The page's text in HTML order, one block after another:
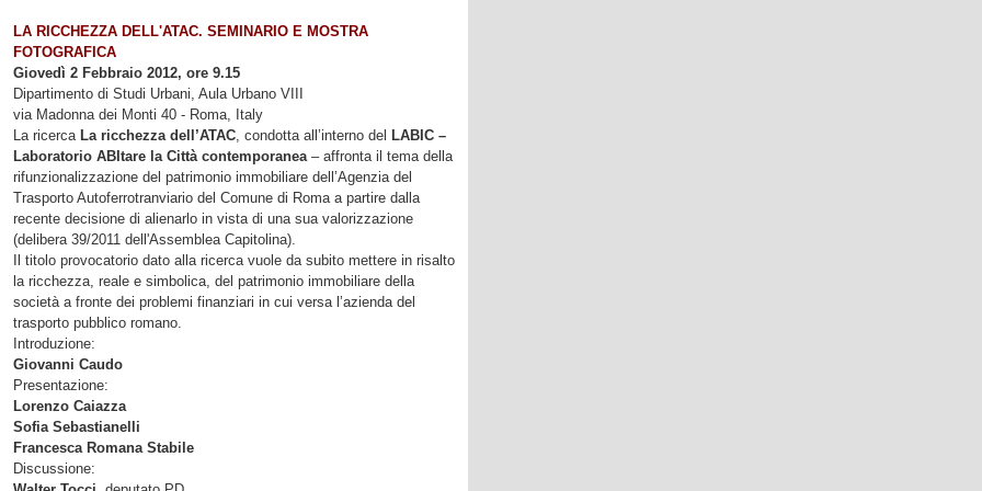
LA RICCHEZZA DELL'ATAC. SEMINARIO E MOSTRA
FOTOGRAFICA
Giovedì 2 Febbraio 2012, ore 9.15
Dipartimento di Studi Urbani, Aula Urbano VIII
via Madonna dei Monti 40 - Roma, Italy
La ricerca La ricchezza dell’ATAC, condotta all’interno del LABIC –
Laboratorio ABItare la Città contemporanea– affronta il tema della
rifunzionalizzazione del patrimonio immobiliare dell’Agenzia del
Trasporto Autoferrotranviario del Comune di Roma a partire dalla
recente decisione di alienarlo in vista di una sua valorizzazione
(delibera 39/2011 dell'Assemblea Capitolina).
Il titolo provocatorio dato alla ricerca vuole da subito mettere in risalto
la ricchezza, reale e simbolica, del patrimonio immobiliare della
società a fronte dei problemi finanziari in cui versa l’azienda del
trasporto pubblico romano.
Introduzione:
Giovanni Caudo
Presentazione:
Lorenzo Caiazza
Sofia Sebastianelli
Francesca Romana Stabile
Discussione: